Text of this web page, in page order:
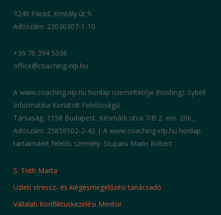
3240 Parád, Kristály út 9.
Adószám: 23030307-1-10.
+36 70 394 5336
office@coaching-nlp.hu
A www.coaching.nlp.hu honlap üzemeltetője (hosting): Sybell
Informatika Korlátolt Felelősségű
Társaság, 1158 Budapest, Késmárk utca 7/B 2. em. 206.,
Adószám: 25859502-2-42 | A www.coaching-nlp.hu honlap
tartalmáért felelős személy: Stuparu Marin Robert
S. Toth Marta
Üzleti stressz- és kiégésmegelőzési tanácsadó
Vállalati Konfliktuskezelési Mentor